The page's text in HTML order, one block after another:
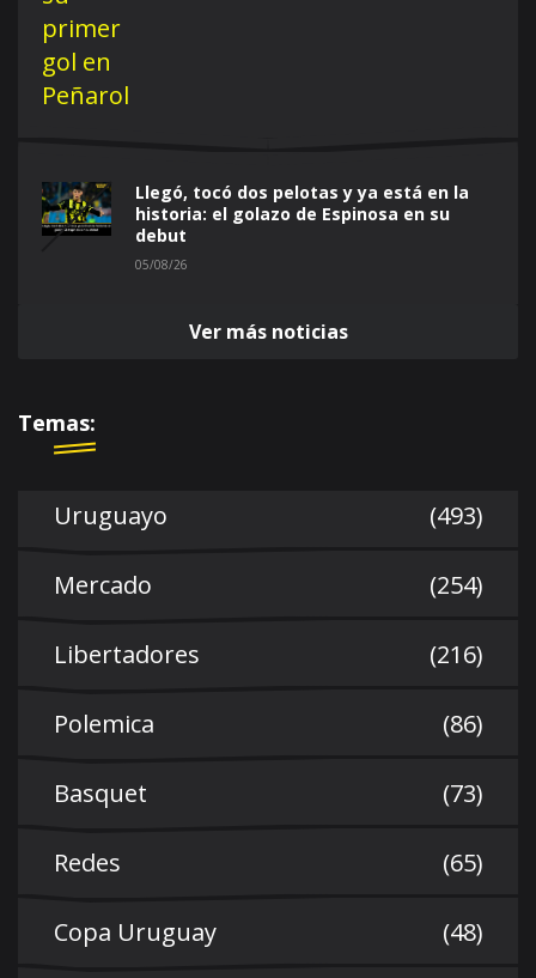
Llegó, tocó dos pelotas y ya está en la
historia: el golazo de Espinosa en su
debut
05/08/26
Ver más noticias
Temas:
Uruguayo (493)
Mercado (254)
Libertadores (216)
Polemica (86)
Basquet (73)
Redes (65)
Copa Uruguay (48)